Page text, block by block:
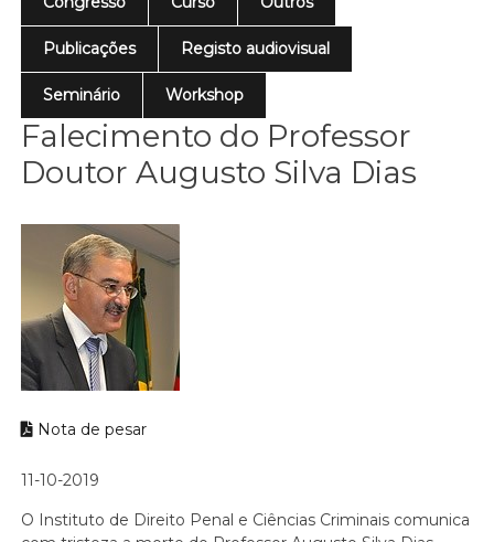
Publicações Registo audiovisual
Seminário Workshop
Falecimento do Professor
Doutor Augusto Silva Dias
Nota de pesar
11-10-2019
O Instituto de Direito Penal e Ciências Criminais comunica